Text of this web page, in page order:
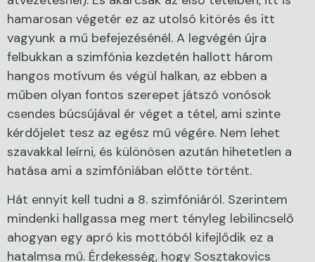
hamarosan végetér ez az utolsó kitörés és itt
vagyunk a mű befejezésénél. A legvégén újra
felbukkan a szimfónia kezdetén hallott három
hangos motívum és végül halkan, az ebben a
műben olyan fontos szerepet játszó vonósok
csendes búcsújával ér véget a tétel, ami szinte
kérdőjelet tesz az egész mű végére. Nem lehet
szavakkal leírni, és különösen azután hihetetlen a
hatása ami a szimfóniában előtte történt.
Hát ennyit kell tudni a 8. szimfóniáról. Szerintem
mindenki hallgassa meg mert tényleg lebilincselő
ahogyan egy apró kis mottóból kifejlődik ez a
hatalmsa mű. Érdekesség, hogy Sosztakovics